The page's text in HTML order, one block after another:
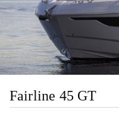
Fairline 45 GT